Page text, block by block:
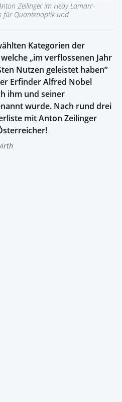
Zeilinger im Hedy Lamarr-
für Quantenoptik und
Kategorien der
„im verflossenen Jahr
Nutzen geleistet haben“
Erfinder Alfred Nobel
ihm und seiner
wurde. Nach rund drei
mit Anton Zeilinger